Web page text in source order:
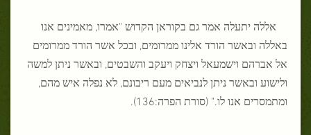
אללה יתעלה אמר גם בקוראן הקדוש "אמרו, מאמינים אנו
באללה ובאשר הורד אלינו ממרומים, ובכל אשר הורד ממרומים
אל אברהם וישמעאל ויצחק ויעקב והשבטים, ובאשר ניתן למשה
ולישוע ובאשר ניתן לנביאים מעם ריבונם, לא נפלה איש מהם,
ומתמסרים אנו לו." (סורת הפרה:136).